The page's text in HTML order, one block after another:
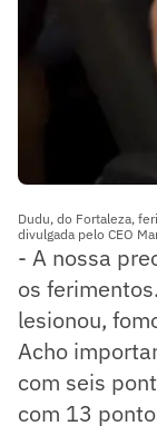
Dudu, do Fortaleza,
divulgada pelo CEO
- A nossa
os
lesionou,
Acho
com seis
com 13